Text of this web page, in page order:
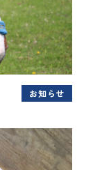
お知らせ